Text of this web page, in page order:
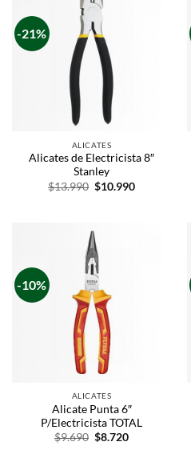
-21%
ALICATES
Alicates de Electricista 8″
Stanley
$13.990 $10.990
-10%
ALICATES
Alicate Punta 6″
P/Electricista TOTAL
$9.690 $8.720